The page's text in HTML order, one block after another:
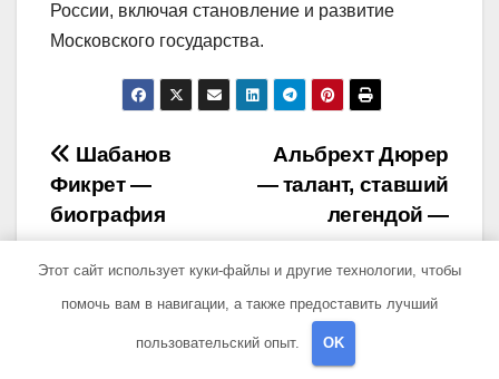
России, включая становление и развитие
Московского государства.
Навигация
по
записям
Альбрехт Дюрер
— талант, ставший
легендой —
краткая
биография и
многочисленные
достижения
великого
Шабанов
Фикрет —
биография
выдающегося
лидера и
достижения в
различных сферах
Этот сайт использует куки-файлы и другие технологии, чтобы
помочь вам в навигации, а также предоставить лучший
пользовательский опыт. OK